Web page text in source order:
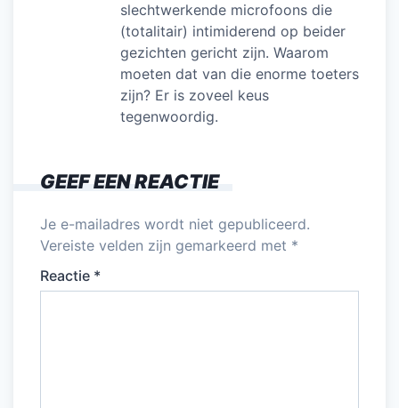
slechtwerkende microfoons die
(totalitair) intimiderend op beider
gezichten gericht zijn. Waarom
moeten dat van die enorme toeters
zijn? Er is zoveel keus
tegenwoordig.
GEEF EEN REACTIE
Je e-mailadres wordt niet gepubliceerd.
Vereiste velden zijn gemarkeerd met *
Reactie *